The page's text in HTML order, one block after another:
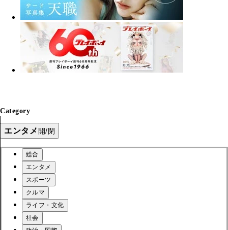
Category
エンタメ 開/閉
総合
エンタメ
スポーツ
クルマ
ライフ・文化
社会